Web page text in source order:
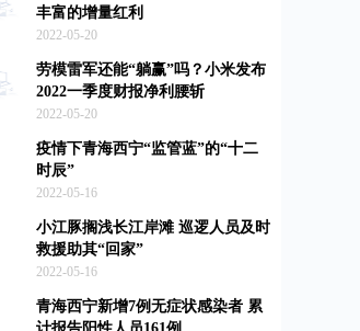
丰富的增量红利
2022-05-20
劳模雷军还能“躺赢”吗？小米发布
2022一季度财报净利腰斩
2022-05-20
疫情下青海西宁“监管蓝”的“十二
时辰”
2022-05-16
小江豚搁浅长江岸滩 巡逻人员及时
救援助其“回家”
2022-05-16
青海西宁新增7例无症状感染者 累